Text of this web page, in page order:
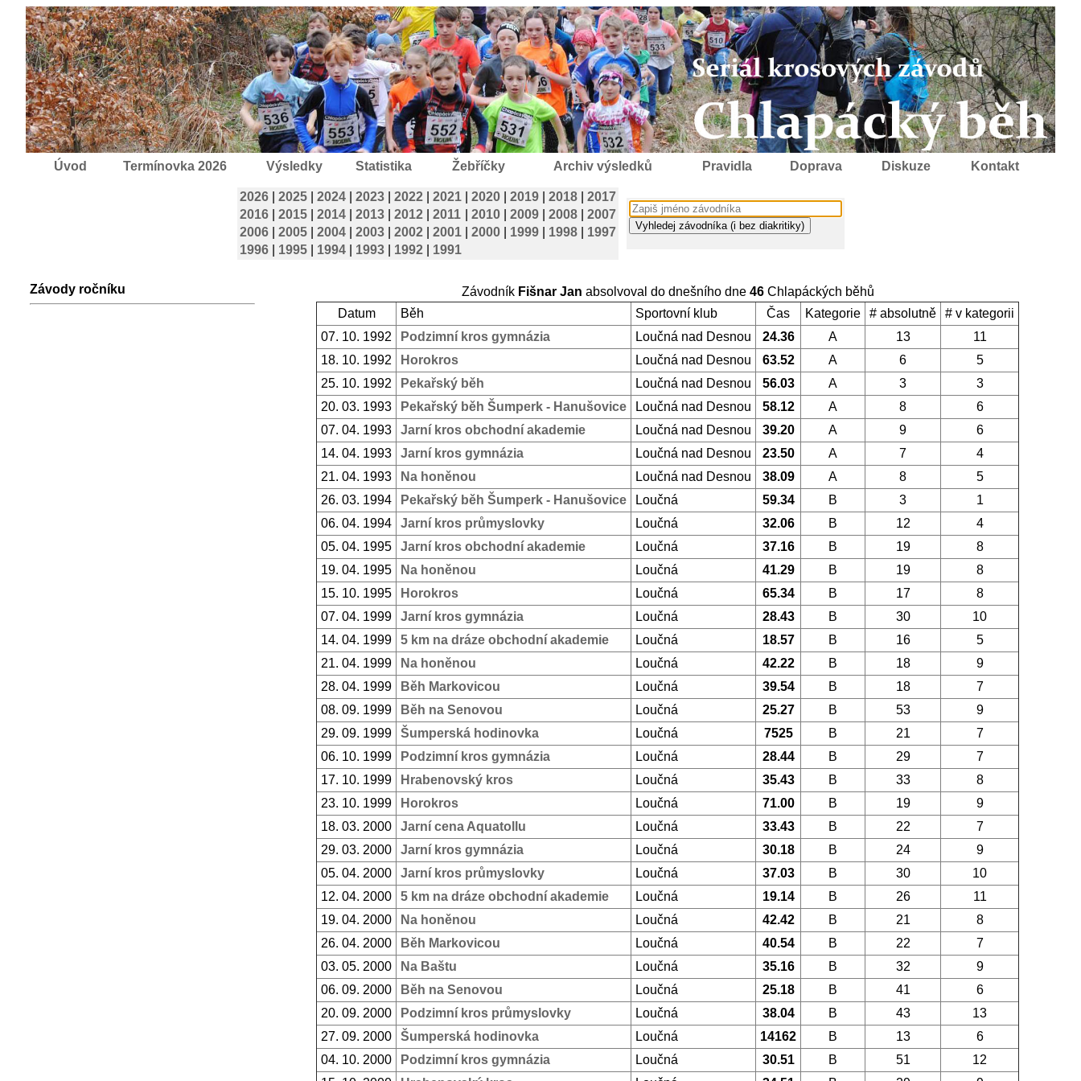
Úvod Termínovka 2026 Výsledky Statistika Žebříčky Archiv výsledků Pravidla Doprava Diskuze Kontakt
2026 2025 2024 2023 2022 2021 2020 2019 2018
2017
2016
2015 2014 2013 2012 2011 2010 2009 2008
2007
2006
2005 2004 2003 2002 2001 2000 1999 1998
1997
1996
1995 1994 1993 1992 1991
Závody ročníku Závodník Fišnar Jan absolvoval do dnešního dne 46Chlapáckých běhů
Datum
Běh Sportovní klub Čas Kategorie # absolutně
# v kategorii
07. 10. 1992
Podzimní kros gymnázia Loučná nad Desnou 24.36 A 13
11
18. 10. 1992
Horokros Loučná nad Desnou 63.52 A 6
5
25. 10. 1992
Pekařský běh Loučná nad Desnou 56.03 A 3
3
20. 03. 1993
Pekařský běh Šumperk - Hanušovice Loučná nad Desnou 58.12 A 8
6
07. 04. 1993
Jarní kros obchodní akademie Loučná nad Desnou 39.20 A 9
6
14. 04. 1993
Jarní kros gymnázia Loučná nad Desnou 23.50 A 7
4
21. 04. 1993
Na honěnou Loučná nad Desnou 38.09 A 8
5
26. 03. 1994
Pekařský běh Šumperk - Hanušovice Loučná 59.34 B 3
1
06. 04. 1994
Jarní kros průmyslovky Loučná 32.06 B 12
4
05. 04. 1995
Jarní kros obchodní akademie Loučná 37.16 B 19
8
19. 04. 1995
Na honěnou Loučná 41.29 B 19
8
15. 10. 1995
Horokros Loučná 65.34 B 17
8
07. 04. 1999
Jarní kros gymnázia Loučná 28.43 B 30
10
14. 04. 1999
5 km na dráze obchodní akademie Loučná 18.57 B 16
5
21. 04. 1999
Na honěnou Loučná 42.22 B 18
9
28. 04. 1999
Běh Markovicou Loučná 39.54 B 18
7
08. 09. 1999
Běh na Senovou Loučná 25.27 B 53
9
29. 09. 1999
Šumperská hodinovka Loučná 7525 B 21
7
06. 10. 1999
Podzimní kros gymnázia Loučná 28.44 B 29
7
17. 10. 1999
Hrabenovský kros Loučná 35.43 B 33
8
23. 10. 1999
Horokros Loučná 71.00 B 19
9
18. 03. 2000
Jarní cena Aquatollu Loučná 33.43 B 22
7
29. 03. 2000
Jarní kros gymnázia Loučná 30.18 B 24
9
05. 04. 2000
Jarní kros průmyslovky Loučná 37.03 B 30
10
12. 04. 2000
5 km na dráze obchodní akademie Loučná 19.14 B 26
11
19. 04. 2000
Na honěnou Loučná 42.42 B 21
8
26. 04. 2000
Běh Markovicou Loučná 40.54 B 22
7
03. 05. 2000
Na Baštu Loučná 35.16 B 32
9
06. 09. 2000
Běh na Senovou Loučná 25.18 B 41
6
20. 09. 2000
Podzimní kros průmyslovky Loučná 38.04 B 43
13
27. 09. 2000
Šumperská hodinovka Loučná 14162 B 13
6
04. 10. 2000
Podzimní kros gymnázia Loučná 30.51 B 51
12